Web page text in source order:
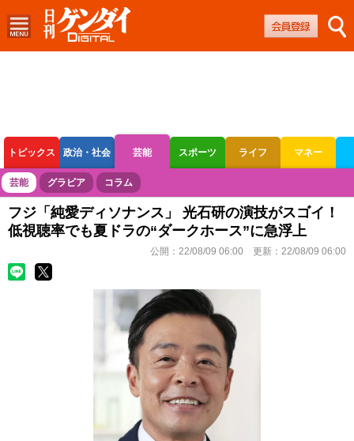
トピックス 政治・社会 芸能 スポーツ ライフ マネー
ボートレース 競輪 オートレース
芸能 グラビア コラム
フジ「純愛ディソナンス」 光石研の演技がスゴイ！
低視聴率でも夏ドラの“ダークホース”に急浮上
公開： 22/08/09 06:00 更新： 22/08/09 06:00